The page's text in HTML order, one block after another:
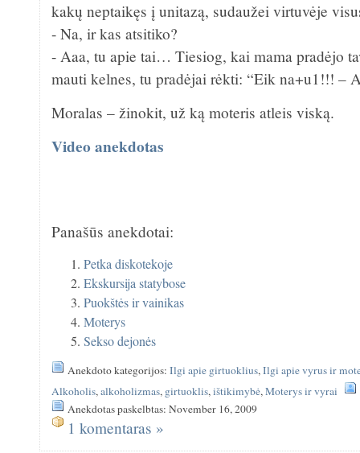
kakų neptaikęs į unitazą, sudaužei virtuvėje
- Na, ir kas atsitiko?
- Aaa, tu apie tai… Tiesiog, kai mama pradėjo
mauti kelnes, tu pradėjai rėkti: “Eik na+u1!!!
Moralas – žinokit, už ką moteris atleis viską.
Video anekdotas
Panašūs anekdotai:
Petka diskotekoje
Ekskursija statybose
Puokštės ir vainikas
Moterys
Sekso dejonės
Anekdoto kategorijos:Ilgi apie girtuoklius,Ilgi apie vyrus ir
Alkoholis,alkoholizmas, girtuoklis,ištikimybė,Moterys ir vyrai
Anekdotas paskelbtas: November 16, 2009
1 komentaras »